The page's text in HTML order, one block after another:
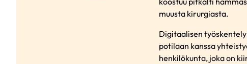
muusta kirurgiasta.
Digitaalisen
potilaan kanssa
henkilökunta, joka on